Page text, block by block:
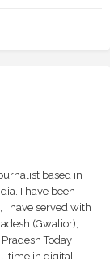
based in
I have been
I have served with
(Gwalior),
Today
time in digital